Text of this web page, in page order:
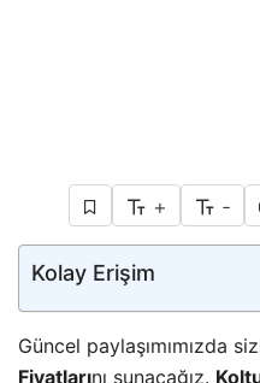
+ -
Kolay Erişim
Güncel paylaşımımızda
Fiyatlarını sunacağız.